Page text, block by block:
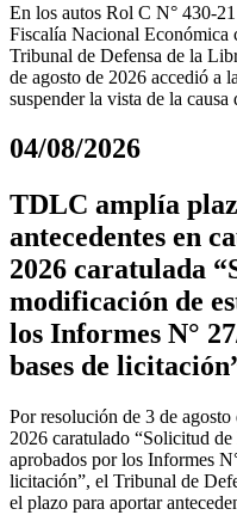
En los autos Rol C N° 430-
Fiscalía Nacional
Tribunal de Defensa de la
de agosto de 2026 accedió a
suspender la vista de la
04/08/2026
TDLC amplía
antecedentes en
2026 caratulada
modificación de
los Informes N°
bases de
Por resolución de 3 de
2026 caratulado “Solicitud
aprobados por los Informes
licitación”, el Tribunal de
el plazo para aportar